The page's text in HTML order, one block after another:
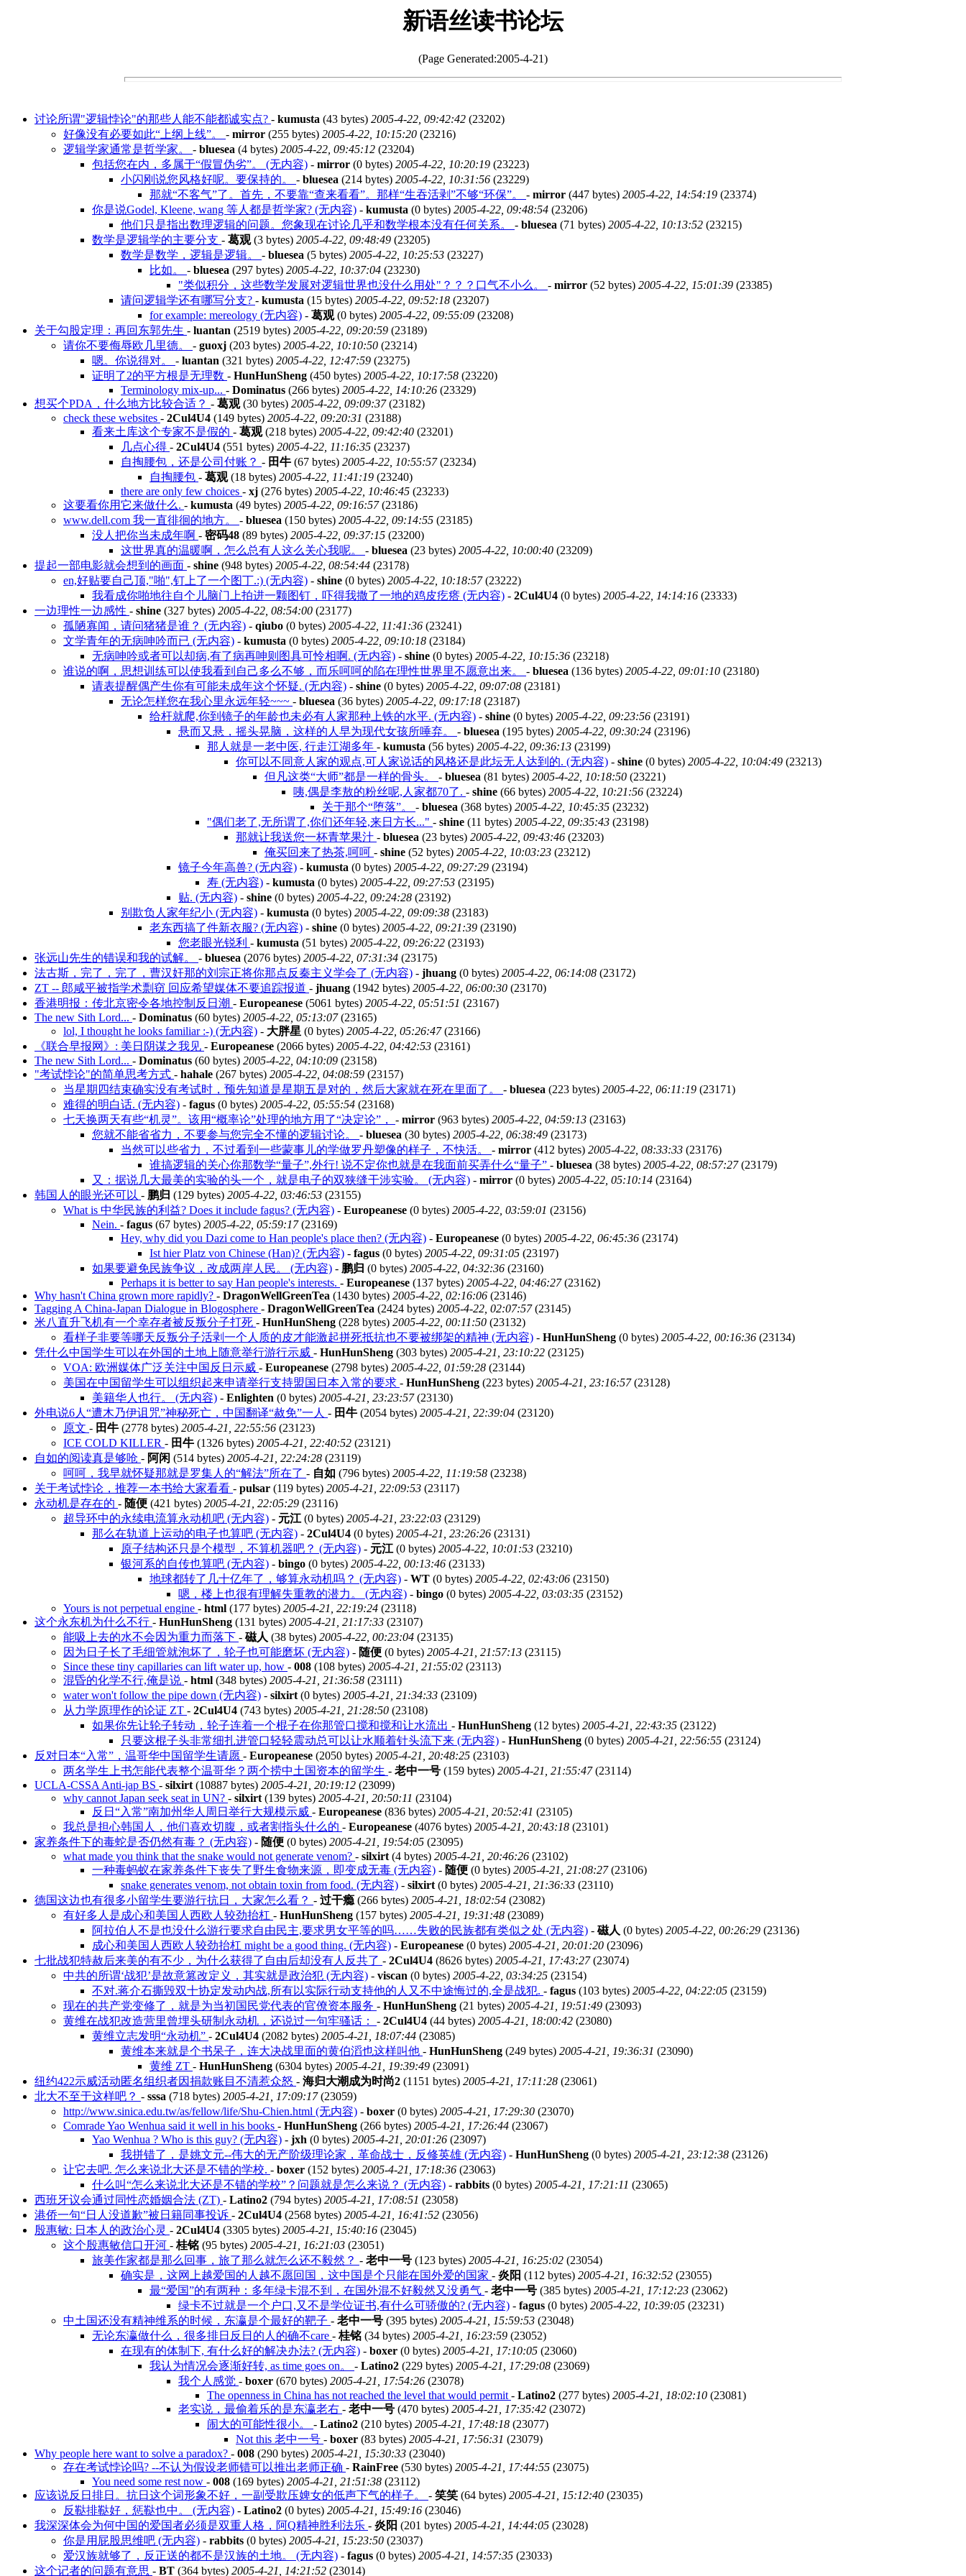
新语丝读书论坛
(Page Generated:2005-4-21)
讨论所谓"逻辑悖论"的那些人能不能都诚实点? - kumusta (43 bytes) 2005-4-22, 09:42:42 (23202)
好像没有必要如此“上纲上线”。 - mirror (255 bytes) 2005-4-22, 10:15:20 (23216)
逻辑学家通常是哲学家。 - bluesea (4 bytes) 2005-4-22, 09:45:12 (23204)
包括您在内，多属于“假冒伪劣”。 (无内容) - mirror (0 bytes) 2005-4-22, 10:20:19 (23223)
小闪刚说您风格好呢。要保持的。 - bluesea (214 bytes) 2005-4-22, 10:31:56 (23229)
那就“不客气”了。首先，不要靠“查来看看”。那样“生吞活剥”不够“环保”。 - mirror (447 bytes) 2005-4-22, 14:54:19 (23374)
你是说Godel, Kleene, wang 等人都是哲学家? (无内容) - kumusta (0 bytes) 2005-4-22, 09:48:54 (23206)
他们只是指出数理逻辑的问题。您象现在讨论几乎和数学根本没有任何关系。 - bluesea (71 bytes) 2005-4-22, 10:13:52 (23215)
数学是逻辑学的主要分支 - 葛观(3 bytes) 2005-4-22, 09:48:49 (23205)
数学是数学，逻辑是逻辑。 - bluesea (5 bytes) 2005-4-22, 10:25:53 (23227)
比如。 - bluesea (297 bytes) 2005-4-22, 10:37:04 (23230)
"类似积分，这些数学发展对逻辑世界也没什么用处"？？？口气不小么。 - mirror (52 bytes) 2005-4-22, 15:01:39 (23385)
请问逻辑学还有哪写分支? - kumusta (15 bytes) 2005-4-22, 09:52:18 (23207)
for example: mereology (无内容) - 葛观(0 bytes) 2005-4-22, 09:55:09 (23208)
关于勾股定理：再回东郭先生 - luantan (2519 bytes) 2005-4-22, 09:20:59 (23189)
请你不要侮辱欧几里德。 - guoxj (203 bytes) 2005-4-22, 10:10:50 (23214)
嗯。你说得对。 - luantan (321 bytes) 2005-4-22, 12:47:59 (23275)
证明了2的平方根是无理数 - HunHunSheng (450 bytes) 2005-4-22, 10:17:58 (23220)
Terminology mix-up... - Dominatus (266 bytes) 2005-4-22, 14:10:26 (23329)
想买个PDA，什么地方比较合适？ - 葛观(30 bytes) 2005-4-22, 09:09:37(23182)
check these websites - 2Cul4U4 (149 bytes) 2005-4-22, 09:20:31 (23188)
看来土库这个专家不是假的 - 葛观(218 bytes) 2005-4-22, 09:42:40 (23201)
几点心得 - 2Cul4U4 (551 bytes) 2005-4-22, 11:16:35 (23237)
自掏腰包，还是公司付账？ - 田牛 (67 bytes) 2005-4-22, 10:55:57(23234)
自掏腰包 - 葛观(18 bytes) 2005-4-22, 11:41:19 (23240)
there are only few choices - xj (276 bytes) 2005-4-22, 10:46:45 (23233)
这要看你用它来做什么. - kumusta (49 bytes) 2005-4-22, 09:16:57(23186)
www.dell.com 我一直徘徊的地方。 - bluesea (150 bytes) 2005-4-22, 09:14:55 (23185)
没人把你当未成年啊 - 密码48 (89 bytes) 2005-4-22, 09:37:15 (23200)
这世界真的温暖啊，怎么总有人这么关心我呢。 - bluesea (23 bytes) 2005-4-22, 10:00:40 (23209)
提起一部电影就会想到的画面 - shine (948 bytes) 2005-4-22, 08:54:44 (23178)
en,好贴要自己顶,"啪",钉上了一个图丁.:) (无内容) - shine (0 bytes) 2005-4-22, 10:18:57(23222)
我看成你啪地往自个儿脑门上拍进一颗图钉，吓得我撒了一地的鸡皮疙瘩 (无内容) - 2Cul4U4 (0 bytes) 2005-4-22, 14:14:16 (23333)
一边理性一边感性 - shine (327 bytes) 2005-4-22, 08:54:00 (23177)
孤陋寡闻，请问猪猪是谁？ (无内容) - qiubo (0 bytes) 2005-4-22, 11:41:36 (23241)
文学青年的无病呻吟而已 (无内容) - kumusta (0 bytes) 2005-4-22, 09:10:18 (23184)
无病呻吟或者可以却病,有了病再呻则图具可怜相啊. (无内容) - shine (0 bytes) 2005-4-22, 10:15:36 (23218)
谁说的啊，思想训练可以使我看到自己多么不够，而乐呵呵的陷在理性世界里不愿意出来。 - bluesea (136 bytes) 2005-4-22, 09:01:10 (23180)
请表提醒偶产生你有可能未成年这个怀疑. (无内容) - shine (0 bytes) 2005-4-22, 09:07:08 (23181)
无论怎样您在我心里永远年轻~~~ - bluesea (36 bytes) 2005-4-22, 09:17:18 (23187)
给杆就爬,你到镜子的年龄也未必有人家那种上铁的水平. (无内容) - shine (0 bytes) 2005-4-22, 09:23:56 (23191)
悬而又悬，摇头晃脑，这样的人早为现代女孩所唾弃。 - bluesea (195 bytes) 2005-4-22, 09:30:24 (23196)
那人就是一老中医, 行走江湖多年 - kumusta (56 bytes) 2005-4-22, 09:36:13 (23199)
你可以不同意人家的观点,可人家说话的风格还是此坛无人达到的. (无内容) - shine (0 bytes) 2005-4-22, 10:04:49 (23213)
但凡这类“大师”都是一样的骨头。 - bluesea (81 bytes) 2005-4-22, 10:18:50 (23221)
咦,偶是李敖的粉丝呢,人家都70了. - shine (66 bytes) 2005-4-22, 10:21:56 (23224)
关于那个“堕落”。 - bluesea (368 bytes) 2005-4-22, 10:45:35 (23232)
"偶们老了,无所谓了,你们还年轻,来日方长..." - shine (11 bytes) 2005-4-22, 09:35:43 (23198)
那就让我送您一杯青苹果汁 - bluesea (23 bytes) 2005-4-22, 09:43:46 (23203)
俺买回来了热茶,呵呵 - shine (52 bytes) 2005-4-22, 10:03:23 (23212)
镜子今年高兽? (无内容) - kumusta (0 bytes) 2005-4-22, 09:27:29 (23194)
寿 (无内容) - kumusta (0 bytes) 2005-4-22, 09:27:53 (23195)
贴. (无内容) - shine (0 bytes) 2005-4-22, 09:24:28 (23192)
别欺负人家年纪小 (无内容) - kumusta (0 bytes) 2005-4-22, 09:09:38 (23183)
老东西搞了件新衣服? (无内容) - shine (0 bytes) 2005-4-22, 09:21:39 (23190)
您老眼光锐利 - kumusta (51 bytes) 2005-4-22, 09:26:22 (23193)
张远山先生的错误和我的试解。 - bluesea (2076 bytes) 2005-4-22, 07:31:34 (23175)
法古斯，完了，完了，曹汉奸那的刘宗正将你那点反秦主义学会了 (无内容) - jhuang (0 bytes) 2005-4-22, 06:14:08 (23172)
ZT -- 郎咸平被指学术剽窃 回应希望媒体不要追踪报道 - jhuang (1942 bytes) 2005-4-22, 06:00:30 (23170)
香港明报：传北京密令各地控制反日潮 - Europeanese (5061 bytes) 2005-4-22, 05:51:51 (23167)
The new Sith Lord... - Dominatus (60 bytes) 2005-4-22, 05:13:07(23165)
lol, I thought he looks familiar :-) (无内容) - 大胖星 (0 bytes) 2005-4-22, 05:26:47(23166)
《联合早报网》: 美日阴谋之我见 - Europeanese (2066 bytes) 2005-4-22, 04:42:53 (23161)
The new Sith Lord... - Dominatus (60 bytes) 2005-4-22, 04:10:09 (23158)
"考试悖论"的简单思考方式 - hahale (267 bytes) 2005-4-22, 04:08:59 (23157)
当星期四结束确实没有考试时，预先知道是星期五是对的，然后大家就在死在里面了。 - bluesea (223 bytes) 2005-4-22, 06:11:19 (23171)
难得的明白话. (无内容) - fagus (0 bytes) 2005-4-22, 05:55:54 (23168)
七天换两天有些“机灵”。该用“概率论”处理的地方用了“决定论”， - mirror (963 bytes) 2005-4-22, 04:59:13 (23163)
您就不能省省力，不要参与您完全不懂的逻辑讨论。 - bluesea (30 bytes) 2005-4-22, 06:38:49 (23173)
当然可以些省力，不过看到一些蒙事儿的学做罗丹塑像的样子，不快活。 - mirror (412 bytes) 2005-4-22, 08:33:33 (23176)
谁搞逻辑的关心你那数学“量子”,外行! 说不定你也就是在我面前买弄什么“量子” - bluesea (38 bytes) 2005-4-22, 08:57:27(23179)
又：据说几大最美的实验的头一个，就是电子的双狭缝干涉实验。 (无内容) - mirror (0 bytes) 2005-4-22, 05:10:14 (23164)
韩国人的眼光还可以 - 鹏归 (129 bytes) 2005-4-22, 03:46:53 (23155)
What is 中华民族的利益? Does it include fagus? (无内容) - Europeanese (0 bytes) 2005-4-22, 03:59:01 (23156)
Nein. - fagus (67 bytes) 2005-4-22, 05:59:17(23169)
Hey, why did you Dazi come to Han people's place then? (无内容) - Europeanese (0 bytes) 2005-4-22, 06:45:36 (23174)
Ist hier Platz von Chinese (Han)? (无内容) - fagus (0 bytes) 2005-4-22, 09:31:05 (23197)
如果要避免民族争议，改成两岸人民。 (无内容) - 鹏归 (0 bytes) 2005-4-22, 04:32:36 (23160)
Perhaps it is better to say Han people's interests. - Europeanese (137 bytes) 2005-4-22, 04:46:27(23162)
Why hasn't China grown more rapidly? - DragonWellGreenTea (1430 bytes) 2005-4-22, 02:16:06 (23146)
Tagging A China-Japan Dialogue in Blogosphere - DragonWellGreenTea (2424 bytes) 2005-4-22, 02:07:57(23145)
米八直升飞机有一个幸存者被反叛分子打死 - HunHunSheng (228 bytes) 2005-4-22, 00:11:50 (23132)
看样子非要等哪天反叛分子活剥一个人质的皮才能激起拼死抵抗也不要被绑架的精神 (无内容) - HunHunSheng (0 bytes) 2005-4-22, 00:16:36 (23134)
凭什么中国学生可以在外国的土地上随意举行游行示威 - HunHunSheng (303 bytes) 2005-4-21, 23:10:22 (23125)
VOA: 欧洲媒体广泛关注中国反日示威 - Europeanese (2798 bytes) 2005-4-22, 01:59:28 (23144)
美国在中国留学生可以组织起来申请举行支持盟国日本入常的要求 - HunHunSheng (223 bytes) 2005-4-21, 23:16:57(23128)
美籍华人也行。 (无内容) - Enlighten (0 bytes) 2005-4-21, 23:23:57(23130)
外电说6人“遭木乃伊诅咒”神秘死亡，中国翻译“赦免”一人 - 田牛 (2054 bytes) 2005-4-21, 22:39:04 (23120)
原文 - 田牛 (2778 bytes) 2005-4-21, 22:55:56 (23123)
ICE COLD KILLER - 田牛 (1326 bytes) 2005-4-21, 22:40:52 (23121)
自如的阅读真是够呛 - 阿闲 (514 bytes) 2005-4-21, 22:24:28 (23119)
呵呵，我早就怀疑那就是罗集人的“解法”所在了 - 自如 (796 bytes) 2005-4-22, 11:19:58 (23238)
关于考试悖论，推荐一本书给大家看看 - pulsar (119 bytes) 2005-4-21, 22:09:53 (23117)
永动机是存在的 - 随便 (421 bytes) 2005-4-21, 22:05:29 (23116)
超导环中的永续电流算永动机吧 (无内容) - 元江(0 bytes) 2005-4-21, 23:22:03 (23129)
那么在轨道上运动的电子也算吧 (无内容) - 2Cul4U4 (0 bytes) 2005-4-21, 23:26:26 (23131)
原子结构还只是个模型，不算机器吧？ (无内容) - 元江(0 bytes) 2005-4-22, 10:01:53 (23210)
银河系的自传也算吧 (无内容) - bingo (0 bytes) 2005-4-22, 00:13:46 (23133)
地球都转了几十亿年了，够算永动机吗？ (无内容) - WT (0 bytes) 2005-4-22, 02:43:06 (23150)
嗯，楼上也很有理解失重教的潜力。 (无内容) - bingo (0 bytes) 2005-4-22, 03:03:35 (23152)
Yours is not perpetual engine - html (177 bytes) 2005-4-21, 22:19:24 (23118)
这个永东机为什么不行 - HunHunSheng (131 bytes) 2005-4-21, 21:17:33 (23107)
能吸上去的水不会因为重力而落下 - 磁人 (38 bytes) 2005-4-22, 00:23:04 (23135)
因为日子长了毛细管就泡坏了，轮子也可能磨坏 (无内容) - 随便 (0 bytes) 2005-4-21, 21:57:13 (23115)
Since these tiny capillaries can lift water up, how - 008 (108 bytes) 2005-4-21, 21:55:02 (23113)
混昏的化学不行,俺是说 - html (348 bytes) 2005-4-21, 21:36:58 (23111)
water won't follow the pipe down (无内容) - silxirt(0 bytes) 2005-4-21, 21:34:33 (23109)
从力学原理作的论证 ZT - 2Cul4U4 (743 bytes) 2005-4-21, 21:28:50 (23108)
如果你先让轮子转动，轮子连着一个棍子在你那管口搅和搅和让水流出 - HunHunSheng (12 bytes) 2005-4-21, 22:43:35 (23122)
只要这棍子头非常细扎进管口轻轻震动总可以让水顺着针头流下来 (无内容) - HunHunSheng (0 bytes) 2005-4-21, 22:56:55 (23124)
反对日本“入常”，温哥华中国留学生请愿 - Europeanese (2050 bytes) 2005-4-21, 20:48:25 (23103)
两名学生上书怎能代表整个温哥华？两个捞中土国资本的留学生 - 老中一号 (159 bytes) 2005-4-21, 21:55:47(23114)
UCLA-CSSA Anti-jap BS - silxirt(10887 bytes) 2005-4-21, 20:19:12 (23099)
why cannot Japan seek seat in UN? - silxirt(139 bytes) 2005-4-21, 20:50:11 (23104)
反日“入常”南加州华人周日举行大规模示威 - Europeanese (836 bytes) 2005-4-21, 20:52:41 (23105)
我总是担心韩国人，他们喜欢切腹，或者割指头什么的 - Europeanese (4076 bytes) 2005-4-21, 20:43:18 (23101)
家养条件下的毒蛇是否仍然有毒？ (无内容) - 随便 (0 bytes) 2005-4-21, 19:54:05 (23095)
what made you think that the snake would not generate venom? - silxirt(4 bytes) 2005-4-21, 20:46:26 (23102)
一种毒蚂蚁在家养条件下丧失了野生食物来源，即变成无毒 (无内容) - 随便 (0 bytes) 2005-4-21, 21:08:27(23106)
snake generates venom, not obtain toxin from food. (无内容) - silxirt(0 bytes) 2005-4-21, 21:36:33 (23110)
德国这边也有很多小留学生要游行抗日，大家怎么看？ - 过干瘾(266 bytes) 2005-4-21, 18:02:54 (23082)
有好多人是成心和美国人西欧人较劲抬杠 - HunHunSheng (157 bytes) 2005-4-21, 19:31:48 (23089)
阿拉伯人不是也没什么游行要求自由民主,要求男女平等的吗……失败的民族都有类似之处 (无内容) - 磁人 (0 bytes) 2005-4-22, 00:26:29 (23136)
成心和美国人西欧人较劲抬杠 might be a good thing. (无内容) - Europeanese (0 bytes) 2005-4-21, 20:01:20 (23096)
七批战犯特赦后来美的有不少，为什么获得了自由后却没有人反共了 - 2Cul4U4 (8626 bytes) 2005-4-21, 17:43:27(23074)
中共的所谓‘战犯’是故意篡改定义，其实就是政治犯 (无内容) - viscan (0 bytes) 2005-4-22, 03:34:25 (23154)
不对.蒋介石撕毁双十协定发动内战,所有以实际行动支持他的人又不中途悔过的,全是战犯. - fagus (103 bytes) 2005-4-22, 04:22:05 (23159)
现在的共产党变修了，就是为当初国民党代表的官僚资本服务 - HunHunSheng (21 bytes) 2005-4-21, 19:51:49 (23093)
黄维在战犯改造营里曾埋头研制永动机，还说过一句牢骚话： - 2Cul4U4 (44 bytes) 2005-4-21, 18:00:42 (23080)
黄维立志发明“永动机” - 2Cul4U4 (2082 bytes) 2005-4-21, 18:07:44 (23085)
黄维本来就是个书呆子，连大决战里面的黄伯滔也这样叫他 - HunHunSheng (249 bytes) 2005-4-21, 19:36:31 (23090)
黄维 ZT - HunHunSheng (6304 bytes) 2005-4-21, 19:39:49 (23091)
纽约422示威活动匿名组织者因捐款账目不清惹众怒 - 海归大潮成为时尚2 (1151 bytes) 2005-4-21, 17:11:28 (23061)
北大不至于这样吧？ - sssa (718 bytes) 2005-4-21, 17:09:17(23059)
http://www.sinica.edu.tw/as/fellow/life/Shu-Chien.html (无内容) - boxer (0 bytes) 2005-4-21, 17:29:30 (23070)
Comrade Yao Wenhua said it well in his books - HunHunSheng (266 bytes) 2005-4-21, 17:26:44 (23067)
Yao Wenhua ? Who is this guy? (无内容) - jxh (0 bytes) 2005-4-21, 20:01:26 (23097)
我拼错了，是姚文元--伟大的无产阶级理论家，革命战士，反修英雄 (无内容) - HunHunSheng (0 bytes) 2005-4-21, 23:12:38 (23126)
让它去吧. 怎么来说北大还是不错的学校. - boxer (152 bytes) 2005-4-21, 17:18:36 (23063)
什么叫“怎么来说北大还是不错的学校”？问题就是怎么来说？ (无内容) - rabbits (0 bytes) 2005-4-21, 17:21:11 (23065)
西班牙议会通过同性恋婚姻合法 (ZT) - Latino2 (794 bytes) 2005-4-21, 17:08:51 (23058)
港侨一句“日人没道歉”被日籍同事投诉 - 2Cul4U4 (2568 bytes) 2005-4-21, 16:41:52 (23056)
殷惠敏: 日本人的政治心灵 - 2Cul4U4 (3305 bytes) 2005-4-21, 15:40:16 (23045)
这个殷惠敏信口开河 - 桂铭 (95 bytes) 2005-4-21, 16:21:03 (23051)
旅美作家都是那么回事，旅了那么就怎么还不毅然？ - 老中一号 (123 bytes) 2005-4-21, 16:25:02 (23054)
确实是，这网上越爱国的人越不愿回国，这中国是个只能在国外爱的国家 - 炎阳 (112 bytes) 2005-4-21, 16:32:52 (23055)
最“爱国”的有两种：多年绿卡混不到，在国外混不好毅然又没勇气 - 老中一号 (385 bytes) 2005-4-21, 17:12:23 (23062)
绿卡不过就是一个户口,又不是学位证书,有什么可骄傲的? (无内容) - fagus (0 bytes) 2005-4-22, 10:39:05 (23231)
中土国还没有精神维系的时候，东瀛是个最好的靶子 - 老中一号 (395 bytes) 2005-4-21, 15:59:53 (23048)
无论东瀛做什么，很多排日反日的人的确不care - 桂铭 (34 bytes) 2005-4-21, 16:23:59 (23052)
在现有的体制下, 有什么好的解决办法? (无内容) - boxer (0 bytes) 2005-4-21, 17:10:05 (23060)
我认为情况会逐渐好转, as time goes on。 - Latino2 (229 bytes) 2005-4-21, 17:29:08 (23069)
我个人感觉 - boxer (670 bytes) 2005-4-21, 17:54:26 (23078)
The openness in China has not reached the level that would permit- Latino2 (277 bytes) 2005-4-21, 18:02:10 (23081)
老实说，最偷着乐的是东瀛老右 - 老中一号 (470 bytes) 2005-4-21, 17:35:42 (23072)
闹大的可能性很小。 - Latino2 (210 bytes) 2005-4-21, 17:48:18 (23077)
Not this 老中一号 - boxer (83 bytes) 2005-4-21, 17:56:31 (23079)
Why people here want to solve a paradox? - 008 (290 bytes) 2005-4-21, 15:30:33 (23040)
存在考试悖论吗? --不认为假设老师错可以推出老师正确 - RainFree (530 bytes) 2005-4-21, 17:44:55 (23075)
You need some rest now - 008 (169 bytes) 2005-4-21, 21:51:38 (23112)
应该说反日排日。抗日这个词形象不好，一副受欺压婢女的低声下气的样子。 - 笑笑 (64 bytes) 2005-4-21, 15:12:40 (23035)
反鞑排鞑好，惩鞑也中。 (无内容) - Latino2 (0 bytes) 2005-4-21, 15:49:16 (23046)
我深深体会为何中国的爱国者必须是双重人格，阿Q精神胜利法乐 - 炎阳 (201 bytes) 2005-4-21, 14:44:05 (23028)
你是用屁股思维吧 (无内容) - rabbits (0 bytes) 2005-4-21, 15:23:50 (23037)
爱汉族就够了，反正送的都不是汉族的土地。 (无内容) - fagus (0 bytes) 2005-4-21, 14:57:35 (23033)
这个记者的问题有意思 - BT (364 bytes) 2005-4-21, 14:21:52 (23014)